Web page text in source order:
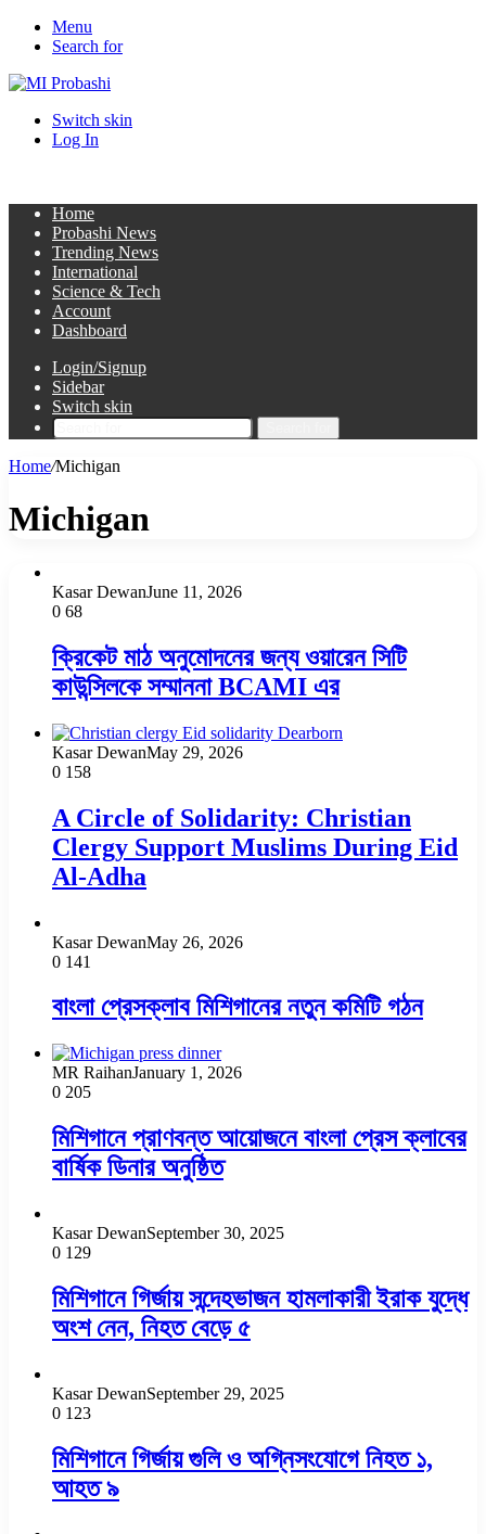
Menu
Search for
Switch skin
Log In
Home
Probashi News
Trending News
International
Science & Tech
Account
Dashboard
Login/Signup
Sidebar
Switch skin
Home/Michigan
Michigan
Kasar DewanJune 11, 2026
0 68
ক্রিকেট মাঠ অনুমোদনের জন্য ওয়ারেন সিটি
কাউন্সিলকে সম্মাননা BCAMI এর
Kasar DewanMay 29, 2026
0 158
A Circle of Solidarity: Christian
Clergy Support Muslims During Eid
Al-Adha
Kasar DewanMay 26, 2026
0 141
বাংলা প্রেসক্লাব মিশিগানের নতুন কমিটি গঠন
MR RaihanJanuary 1, 2026
0 205
মিশিগানে প্রাণবন্ত আয়োজনে বাংলা প্রেস ক্লাবের
বার্ষিক ডিনার অনুষ্ঠিত
Kasar DewanSeptember 30, 2025
0 129
মিশিগানে গির্জায় সন্দেহভাজন হামলাকারী ইরাক যুদ্ধে
অংশ নেন, নিহত বেড়ে ৫
Kasar DewanSeptember 29, 2025
0 123
মিশিগানে গির্জায় গুলি ও অগ্নিসংযোগে নিহত ১,
আহত ৯